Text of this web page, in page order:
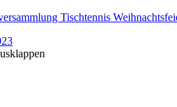
Tischtennis